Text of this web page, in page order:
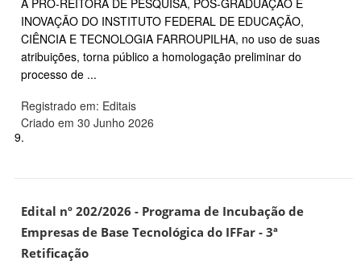
A PRÓ-REITORA DE PESQUISA, PÓS-GRADUAÇÃO E
INOVAÇÃO DO INSTITUTO FEDERAL DE EDUCAÇÃO,
CIÊNCIA E TECNOLOGIA FARROUPILHA, no uso de suas
atribuições, torna público a homologação preliminar do
processo de ...
Registrado em: Editais
Criado em 30 Junho 2026
9.
Edital nº 202/2026 - Programa de Incubação de
Empresas de Base Tecnológica do IFFar - 3ª
Retificação